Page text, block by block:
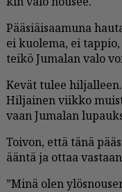
Pää­si­äi­saa­mu­na
ei kuo­le­ma, ei
tei­kö Ju­ma­lan valo
Ke­vät tu­lee
Hil­jai­nen viik­ko
vaan Ju­ma­lan
Toi­von, et­tä tänä
ään­tä ja ot­taa
”Minä olen